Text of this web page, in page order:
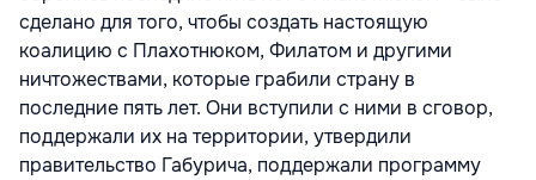
сделано для того, чтобы создать настоящую
коалицию с Плахотнюком, Филатом и другими
ничтожествами, которые грабили страну в
последние пять лет. Они вступили с ними в сговор,
поддержали их на территории, утвердили
правительство Габурича, поддержали программу